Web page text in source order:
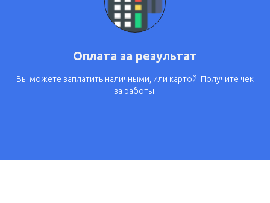
Оплата за результат
Вы можете заплатить наличными, или картой. Получите чек
за работы.